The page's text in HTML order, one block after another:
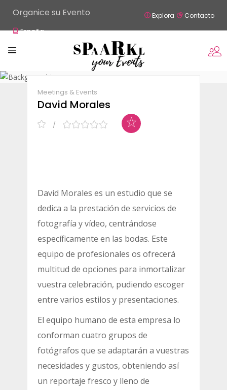
Organice su Evento
España
Explora Contacto
Share
Meetings & Events
David Morales
David Morales es un estudio que se
dedica a la prestación de servicios de
fotografía y vídeo, centrándose
específicamente en las bodas. Este
equipo de profesionales os ofrecerá
multitud de opciones para inmortalizar
vuestra celebración, pudiendo escoger
entre varios estilos y presentaciones.
El equipo humano de esta empresa lo
conforman cuatro grupos de
fotógrafos que se adaptarán a vuestras
necesidades y gustos, obteniendo así
un reportaje fresco y lleno de